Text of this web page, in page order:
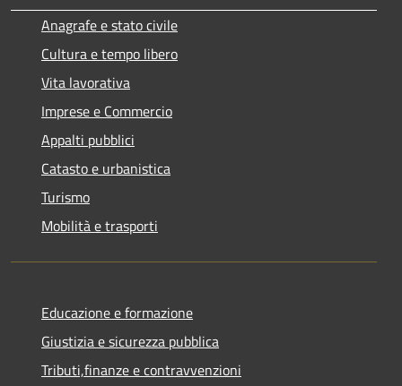
Anagrafe e stato civile
Cultura e tempo libero
Vita lavorativa
Imprese e Commercio
Appalti pubblici
Catasto e urbanistica
Turismo
Mobilità e trasporti
Educazione e formazione
Giustizia e sicurezza pubblica
Tributi,finanze e contravvenzioni